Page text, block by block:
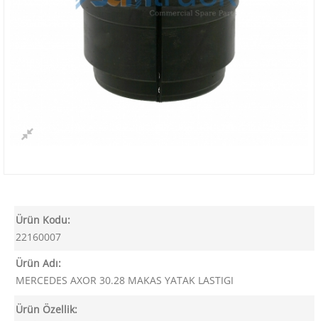
Ürün Kodu:
22160007
Ürün Adı:
MERCEDES AXOR 30.28 MAKAS YATAK LASTIGI
Ürün Özellik: